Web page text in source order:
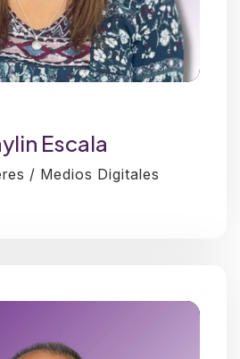
Escala
/ Medios Digitales